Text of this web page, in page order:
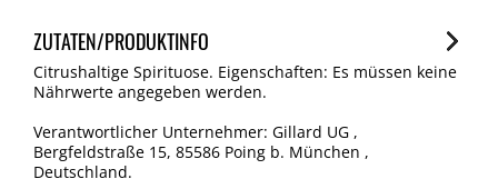
ZUTATEN/PRODUKTINFO
Citrushaltige Spirituose. Eigenschaften: Es müssen keine
Nährwerte angegeben werden.
Verantwortlicher Unternehmer: Gillard UG ,
Bergfeldstraße 15, 85586 Poing b. München ,
Deutschland.